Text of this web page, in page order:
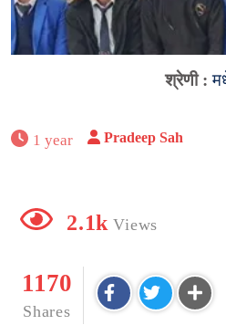
श्रेणी :
1 year Pradeep Sah
2.1k Views
1170
Shares